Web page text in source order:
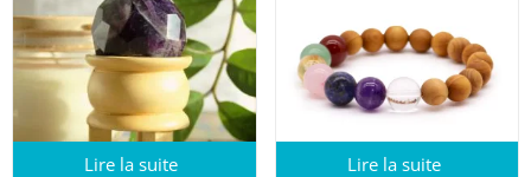
Lire la suite Lire la suite